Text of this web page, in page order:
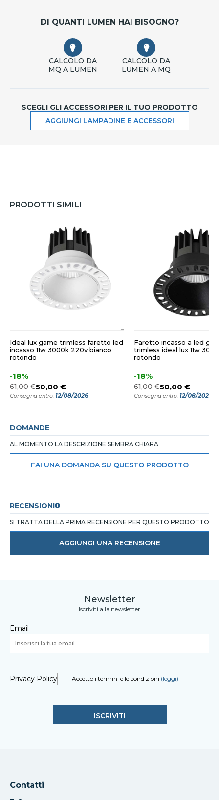
DI QUANTI LUMEN HAI BISOGNO?
CALCOLO DA
MQ A LUMEN
CALCOLO DA
LUMEN A MQ
SCEGLI GLI ACCESSORI PER IL TUO PRODOTTO
AGGIUNGI LAMPADINE E ACCESSORI
PRODOTTI SIMILI
Ideal lux game trimless faretto led
incasso 11w 3000k 220v bianco
rotondo
-18%
61,00 €50,00 €
Consegna entro: 12/08/2026
Faretto incasso a led
trimless ideal lux 11w
rotondo
-18%
61,00 €50,00 €
Consegna entro: 12/08/2026
DOMANDE
AL MOMENTO LA DESCRIZIONE SEMBRA CHIARA
FAI UNA DOMANDA SU QUESTO PRODOTTO
RECENSIONI
SI TRATTA DELLA PRIMA RECENSIONE PER QUESTO PRODOTTO
AGGIUNGI UNA RECENSIONE
Newsletter
Iscriviti alla newsletter
Email
Privacy Policy Accetto i termini e le condizioni (leggi)
Contatti